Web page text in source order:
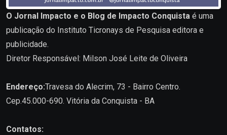
O Jornal Impacto e o Blog de Impacto Conquista é uma
publicação do Instituto Ticronays de Pesquisa editora e
publicidade.
Diretor Responsável: Milson José Leite de Oliveira
Endereço:Travesa do Alecrim, 73 - Bairro Centro.
Cep.45.000-690. Vitória da Conquista - BA
Contatos: